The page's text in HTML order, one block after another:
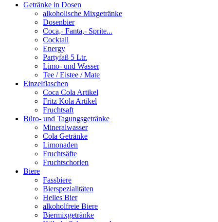
Getränke in Dosen
alkoholische Mixgetränke
Dosenbier
Coca,- Fanta,- Sprite...
Cocktail
Energy
Partyfaß 5 Ltr.
Limo- und Wasser
Tee / Eistee / Mate
Einzelflaschen
Coca Cola Artikel
Fritz Kola Artikel
Fruchtsaft
Büro- und Tagungsgetränke
Mineralwasser
Cola Getränke
Limonaden
Fruchtsäfte
Fruchtschorlen
Biere
Fassbiere
Bierspezialitäten
Helles Bier
alkoholfreie Biere
Biermixgetränke